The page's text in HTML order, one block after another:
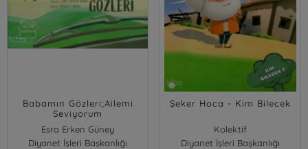
Babamın Gözleri;Ailemi
Seviyorum
Esra Erken Güney
Diyanet İşleri Başkanlığı
Şeker Hoca - Kim Bilecek
Kolektif
Diyanet İşleri Başkanlığı